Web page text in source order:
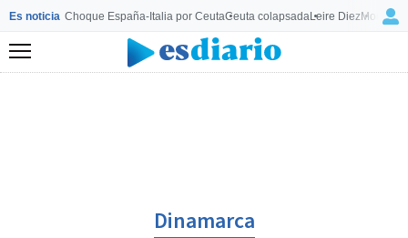
Es noticia Choque España-Italia por CeutaCeuta colapsadaLeire Diez
Menú
Dinamarca